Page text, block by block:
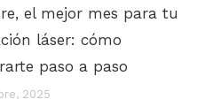
el mejor mes para tu
láser: cómo
paso a paso
2025